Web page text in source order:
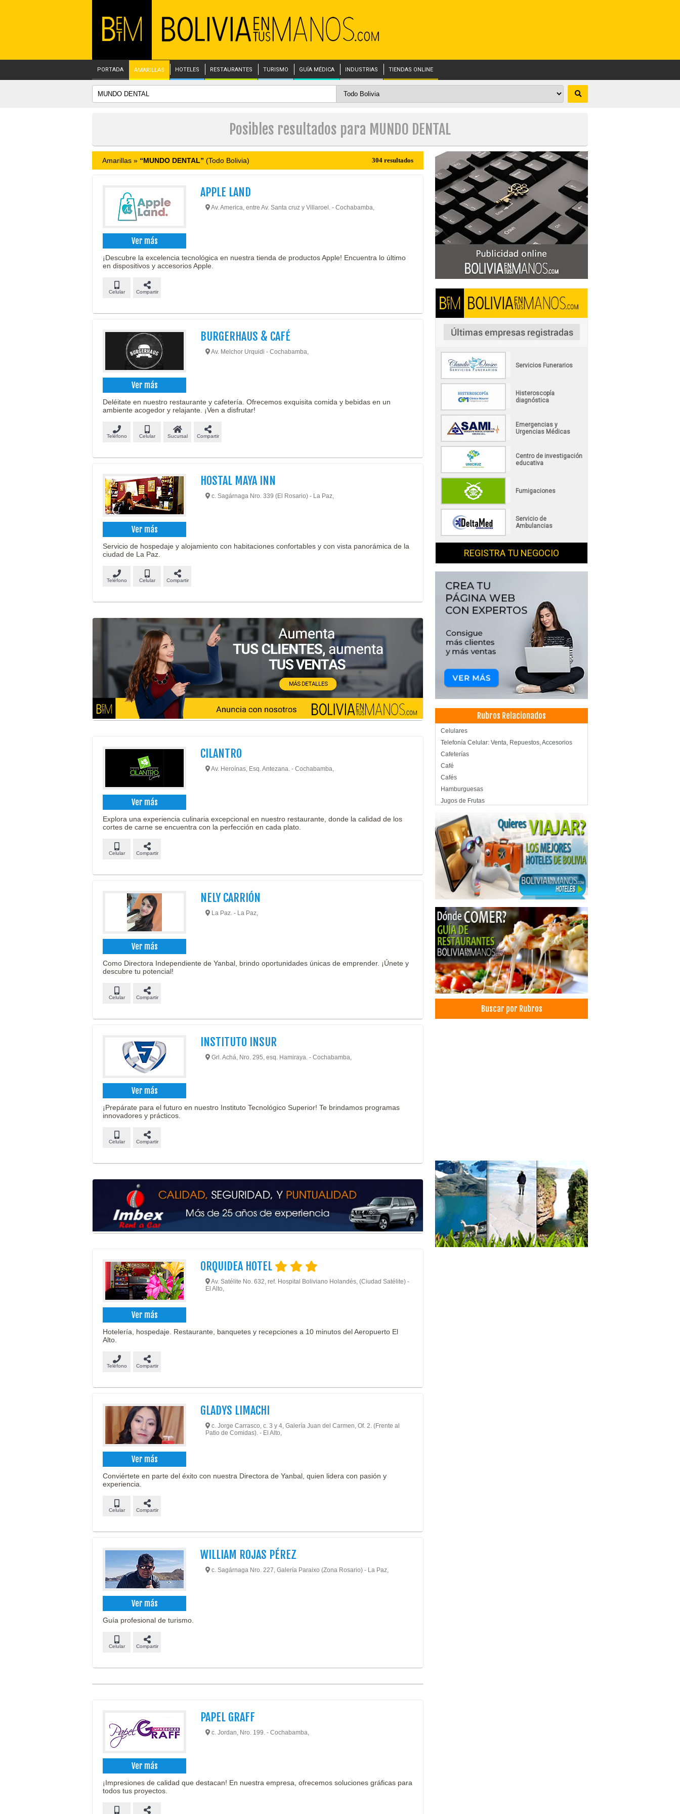
PORTADA AMARILLAS HOTELES RESTAURANTES TURISMO GUÍA MÉDICA INDUSTRIAS TIENDAS ONLINE
Posibles resultados para MUNDO DENTAL
Amarillas » “MUNDO DENTAL” (Todo Bolivia) 304 resultados
Ver más
APPLE LAND
Av. America, entre Av. Santa cruz y Villaroel. - Cochabamba,
¡Descubre la excelencia tecnológica en nuestra tienda de productos Apple! Encuentra lo último
en dispositivos y accesorios Apple.
Celular Compartir
Ver más
BURGERHAUS & CAFÉ
Av. Melchor Urquidi - Cochabamba,
Deléitate en nuestro restaurante y cafetería. Ofrecemos exquisita comida y bebidas en un
ambiente acogedor y relajante. ¡Ven a disfrutar!
Teléfono Celular Sucursal Compartir
Ver más
HOSTAL MAYA INN
c. Sagárnaga Nro. 339 (El Rosario) - La Paz,
Servicio de hospedaje y alojamiento con habitaciones confortables y con vista panorámica de la
ciudad de La Paz.
Teléfono Celular Compartir
Ver más
CILANTRO
Av. Heroínas, Esq. Antezana. - Cochabamba,
Explora una experiencia culinaria excepcional en nuestro restaurante, donde la calidad de los
cortes de carne se encuentra con la perfección en cada plato.
Celular Compartir
Ver más
NELY CARRIÓN
La Paz. - La Paz,
Como Directora Independiente de Yanbal, brindo oportunidades únicas de emprender. ¡Únete y
descubre tu potencial!
Celular Compartir
Ver más
INSTITUTO INSUR
Grl. Achá, Nro. 295, esq. Hamiraya. - Cochabamba,
¡Prepárate para el futuro en nuestro Instituto Tecnológico Superior! Te brindamos programas
innovadores y prácticos.
Celular Compartir
Ver más
ORQUIDEA HOTEL
Av. Satélite No. 632, ref. Hospital Boliviano Holandés, (Ciudad Satélite) -
El Alto,
Hotelería, hospedaje. Restaurante, banquetes y recepciones a 10 minutos del Aeropuerto El
Alto.
Teléfono Compartir
Ver más
GLADYS LIMACHI
c. Jorge Carrasco, c. 3 y 4, Galería Juan del Carmen, Of. 2. (Frente al
Patio de Comidas). - El Alto,
Conviértete en parte del éxito con nuestra Directora de Yanbal, quien lidera con pasión y
experiencia.
Celular Compartir
Ver más
WILLIAM ROJAS PÉREZ
c. Sagárnaga Nro. 227, Galería Paraixo (Zona Rosario) - La Paz,
Guía profesional de turismo.
Celular Compartir
Ver más
PAPEL GRAFF
c. Jordan, Nro. 199. - Cochabamba,
¡Impresiones de calidad que destacan! En nuestra empresa, ofrecemos soluciones gráficas para
todos tus proyectos.
Servicios Funerarios
Histeroscopía
diagnóstica
Emergencias y
Urgencias Médicas
Centro de investigación
educativa
Fumigaciones
Servicio de
Ambulancias
REGISTRA TU NEGOCIO
Rubros Relacionados
Celulares
Telefonía Celular: Venta, Repuestos, Accesorios
Cafeterías
Café
Cafés
Hamburguesas
Jugos de Frutas
Papas fritas
Hostales
Turismo de Aventura
Turismo Ecológico
Hostel
Carnes a la Parrilla
Pastas
Administración, Asesores en
Institutos de Computación
Institutos de Profesionalización
Hoteles
Hotels
Guía turístico
Impresión Digital
Impresión offset
Impresión comercial
Buscar por Rubros